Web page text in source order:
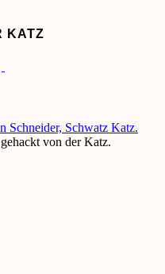
KATZ
Schneider, Schwatz Katz.
von der Katz.